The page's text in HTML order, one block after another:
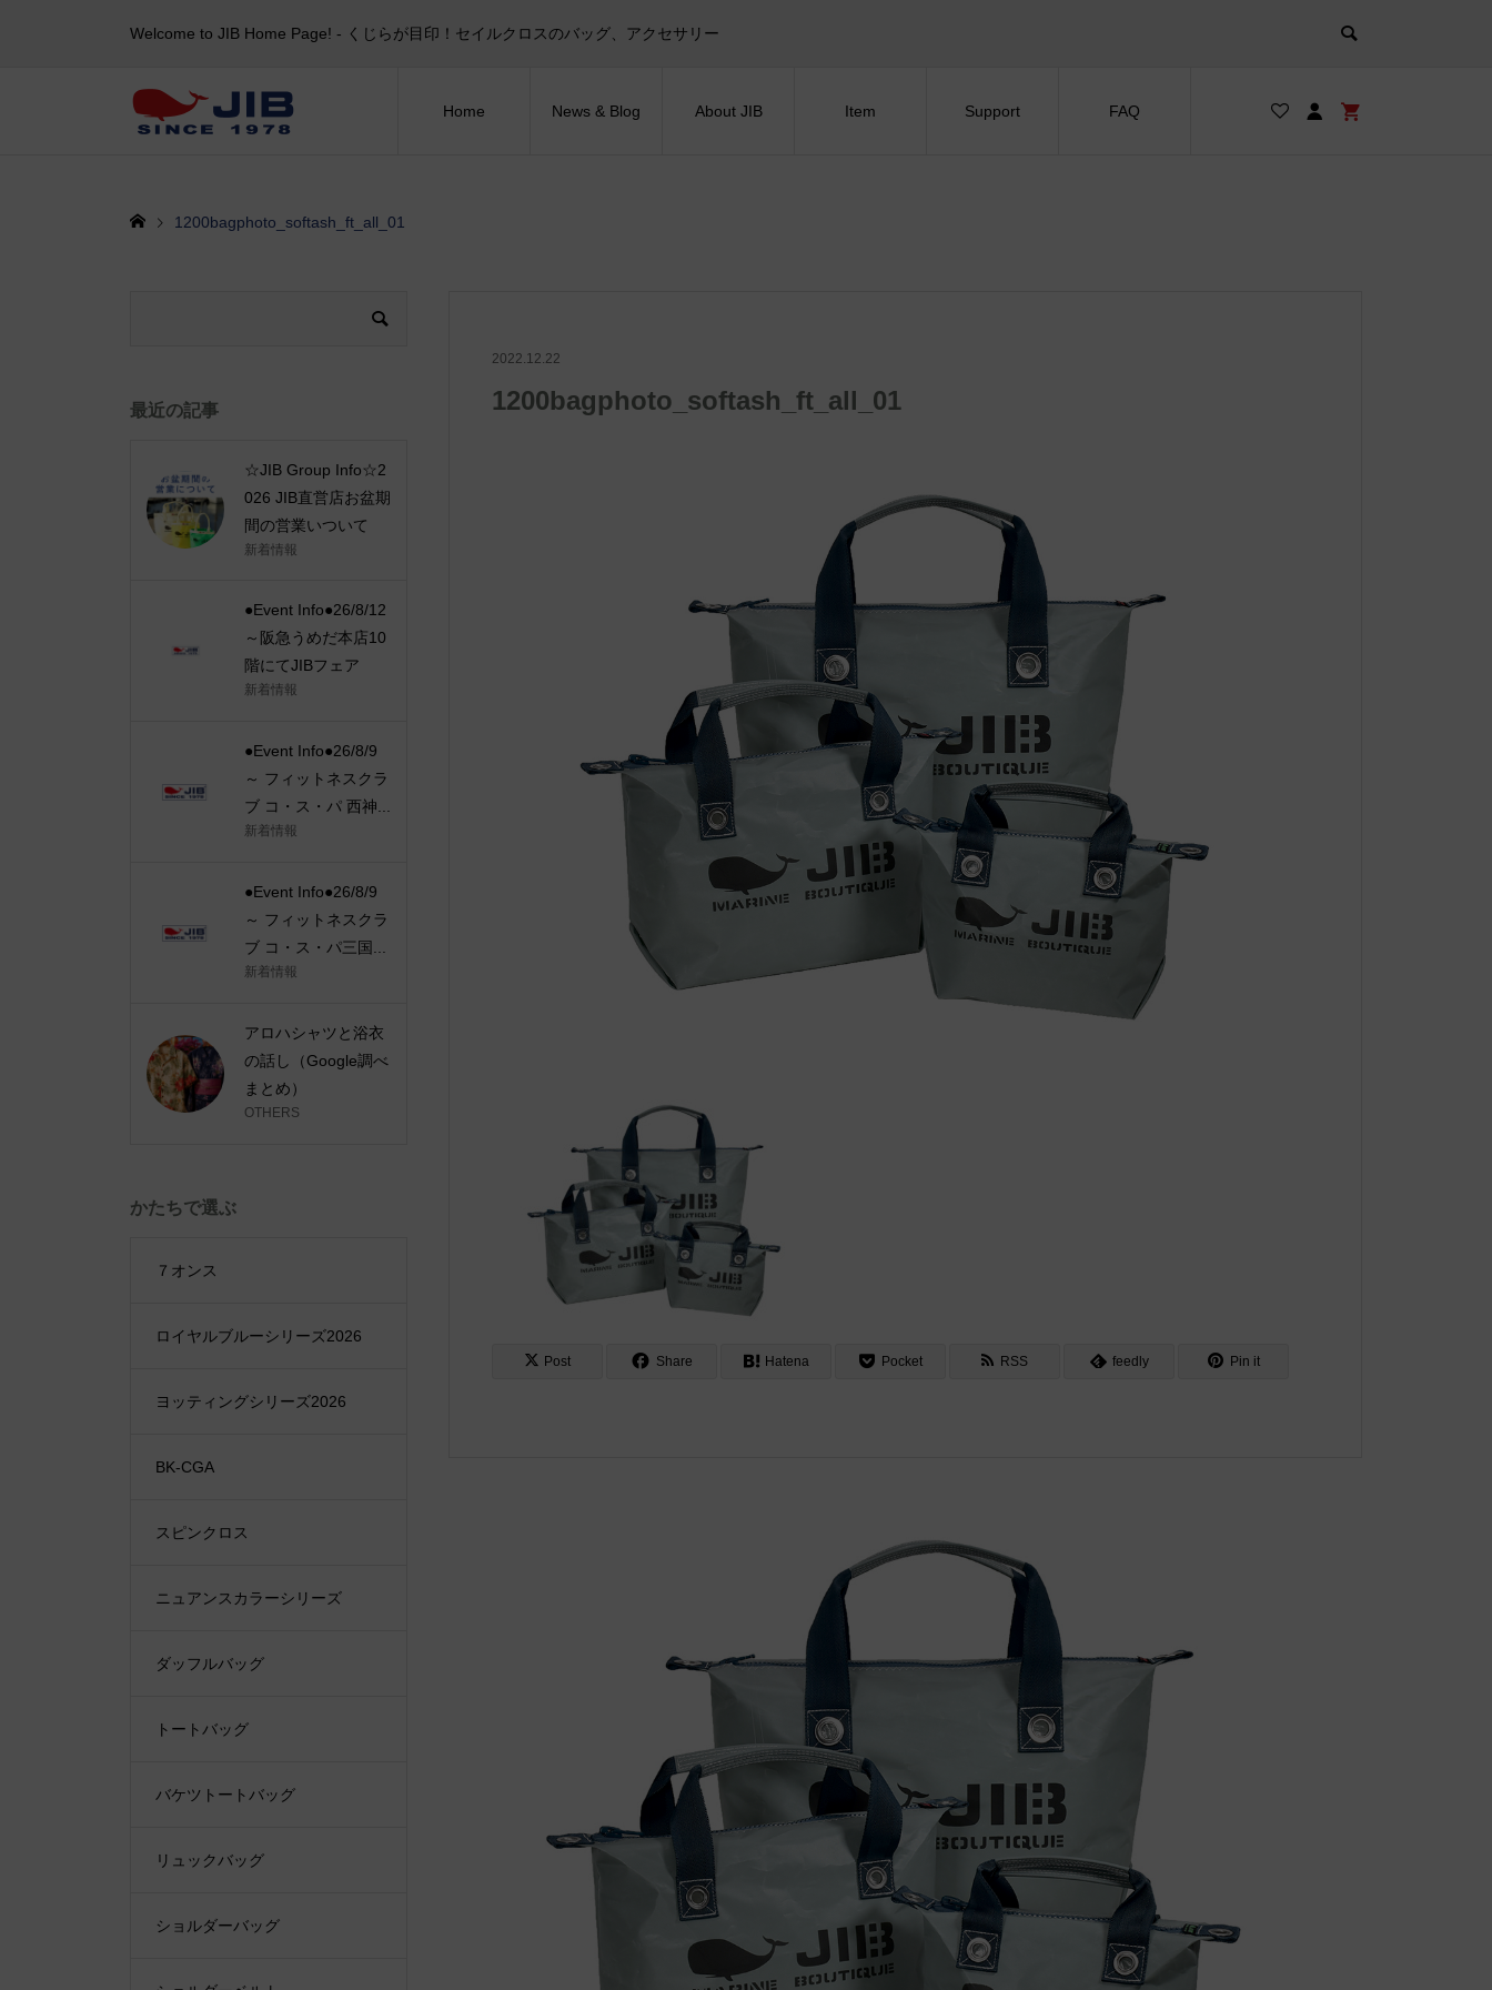
Welcome to JIB Home Page! ‐ くじらが目印！セイルクロスのバッグ、アクセサリー
Home News & Blog About JIB Item Support FAQ
1200bagphoto_softash_ft_all_01
2022.12.22
1200bagphoto_softash_ft_all_01
Post Share Hatena Pocket RSS feedly Pin it
最近の記事
☆JIB Group Info☆2
026 JIB直営店お盆期
間の営業いついて
新着情報
●Event Info●26/8/12
～阪急うめだ本店10
階にてJIBフェア
新着情報
●Event Info●26/8/9
～ フィットネスクラ
ブ コ・ス・パ 西神...
新着情報
●Event Info●26/8/9
～ フィットネスクラ
ブ コ・ス・パ三国...
新着情報
アロハシャツと浴衣
の話し（Google調べ
まとめ）
OTHERS
かたちで選ぶ
７オンス
ロイヤルブルーシリーズ2026
ヨッティングシリーズ2026
BK-CGA
スピンクロス
ニュアンスカラーシリーズ
ダッフルバッグ
トートバッグ
バケツトートバッグ
リュックバッグ
ショルダーバッグ